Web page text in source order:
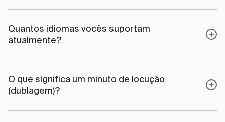
Quantos idiomas vocês suportam
atualmente?
O que significa um minuto de locução
(dublagem)?